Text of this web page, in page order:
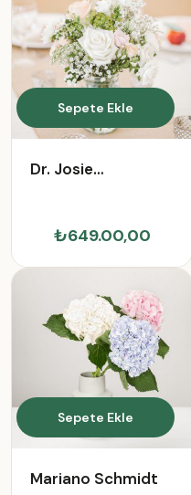
Sepete Ekle
Dr. Josie
₺649.00,00
Sepete Ekle
Mariano Schmidt